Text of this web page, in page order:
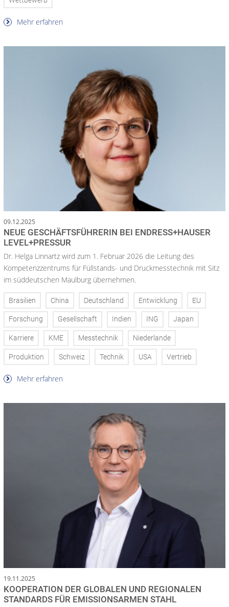
Mehr erfahren
09.12.2025
NEUE GESCHÄFTSFÜHRERIN BEI ENDRESS+HAUSER
LEVEL+PRESSUR
Dr. Helga Linnartz wird zum 1. Februar 2026 die Leitung des
Kompetenzzentrums für Füllstands- und Druckmesstechnik mit Sitz
im süddeutschen Maulburg übernehmen.
Brasilien China Deutschland Entwicklung EU
Forschung Gesellschaft Indien ING Japan
Karriere KME Messtechnik Niederlande
Produktion Schweiz Technik USA Vertrieb
Mehr erfahren
19.11.2025
KOOPERATION DER GLOBALEN UND REGIONALEN
STANDARDS FÜR EMISSIONSARMEN STAHL